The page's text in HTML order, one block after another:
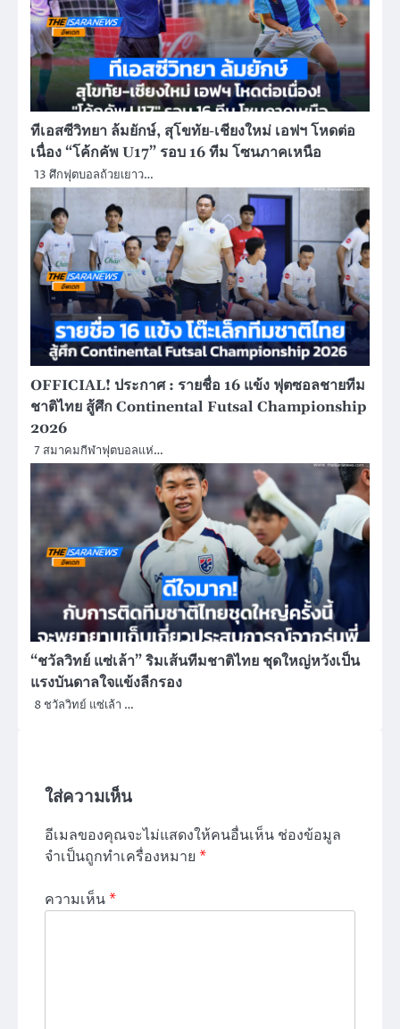
ทีเอสซีวิทยา ล้มยักษ์, สุโขทัย-เชียงใหม่ เอฟฯ โหดต่อ
เนื่อง “โค้กคัพ U17” รอบ 16 ทีม โซนภาคเหนือ
13 ศึกฟุตบอลถ้วยเยาว…
OFFICIAL! ประกาศ : รายชื่อ 16 แข้ง ฟุตซอลชายทีม
ชาติไทย สู้ศึก Continental Futsal Championship
2026
7 สมาคมกีฬาฟุตบอลแห่…
“ชวัลวิทย์ แซ่เล้า” ริมเส้นทีมชาติไทย ชุดใหญ่หวังเป็น
แรงบันดาลใจแข้งลีกรอง
8 ชวัลวิทย์ แซ่เล้า …
ใส่ความเห็น
อีเมลของคุณจะไม่แสดงให้คนอื่นเห็น ช่องข้อมูล
จำเป็นถูกทำเครื่องหมาย *
ความเห็น*